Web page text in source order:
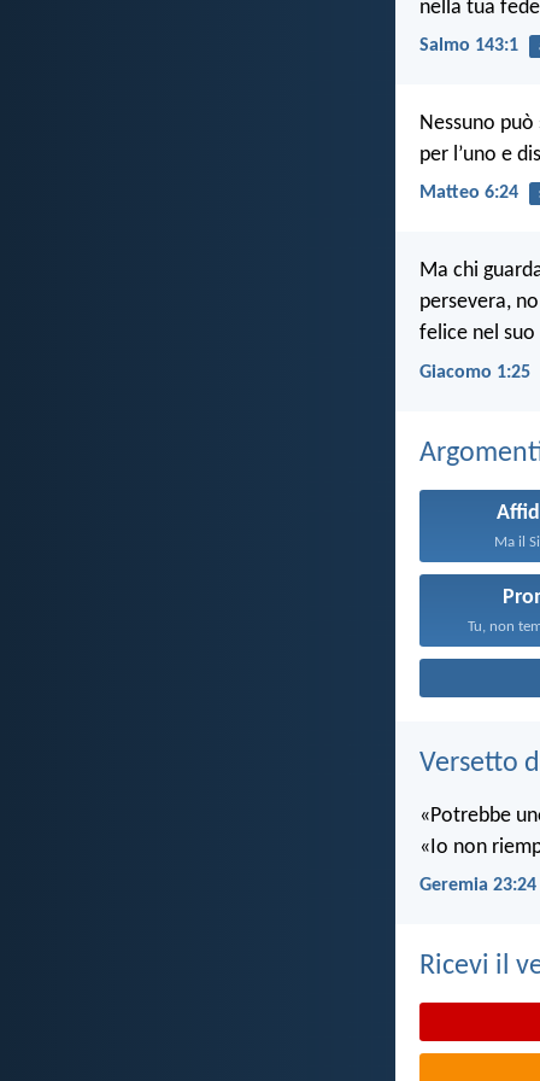
nella tua
Salmo 143:1
Nessuno
per l’uno e
Matteo 6:24
Ma chi
persevera,
felice nel
Giacomo 1:25
Ma il
Tu, non
Versetto
«Potrebbe
«Io non
Geremia 23:24
Ricevi il